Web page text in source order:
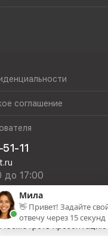
соглашение
11
17:00
Мила
👋 Привет! Задайте
отвечу через 15 секунд